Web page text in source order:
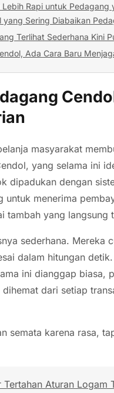
Lebih Rapi untuk Pedagang
yang Sering Diabaikan
Terlihat Sederhana Kini
Ada Cara Baru
masyarakat
yang selama ini
dipadukan dengan
untuk menerima
tambah yang
sederhana. Mereka
dalam hitungan
ini dianggap biasa,
dari setiap
semata karena rasa,
Tertahan Aturan Logam